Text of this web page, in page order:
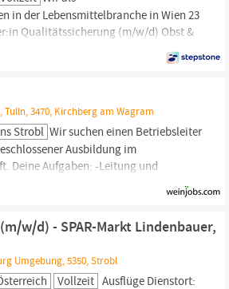
in der Lebensmittelbranche in Wien 23
Qualitätssicherung (m/w/d) Obst &
| Vollzeitanstellung | Ab sofort
QS-Teams suchen wir ab
im Lager mit...
Tulln, 3470, Kirchberg am Wagram
Strobl Wir suchen einen Betriebsleiter
Ausbildung im
Deine Aufgaben: -Leitung und
Betriebs (Führung, Planung, Vertrieb
mit dem Eigentümer -
des Kellers -Mitarbeit im
inklusive Traktorarbeiten -
w/d) - SPAR-Markt Lindenbauer,
Umgebung, 5350, Strobl
Vollzeit Ausflüge Dienstort: